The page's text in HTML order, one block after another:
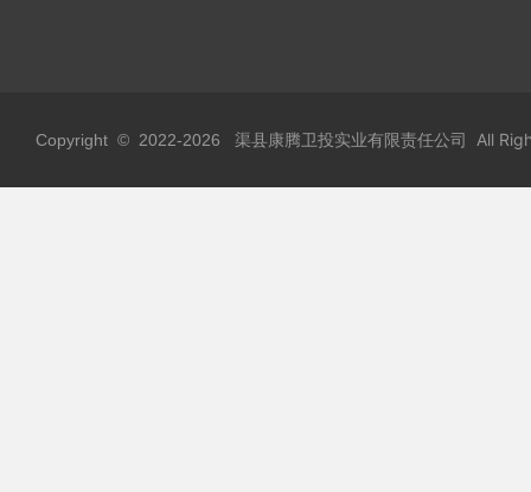
Copyright © 2022-2026 渠县康腾卫投实业有限责任公司 All